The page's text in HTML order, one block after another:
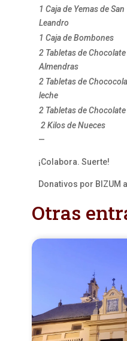
1 Caja de Yemas de San
Leandro
1 Caja de Bombones
2 Tabletas de Chocolate
Almendras
2 Tabletas de
leche
2 Tabletas de
2 Kilos de Nueces
—
¡Colabora. Suerte!
Donativos por BIZUM
Otras